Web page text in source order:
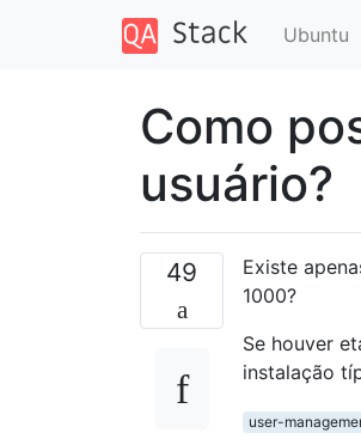
Ubuntu
Como
usuário?
49
Existe
1000?
Se houver
instalação
user-